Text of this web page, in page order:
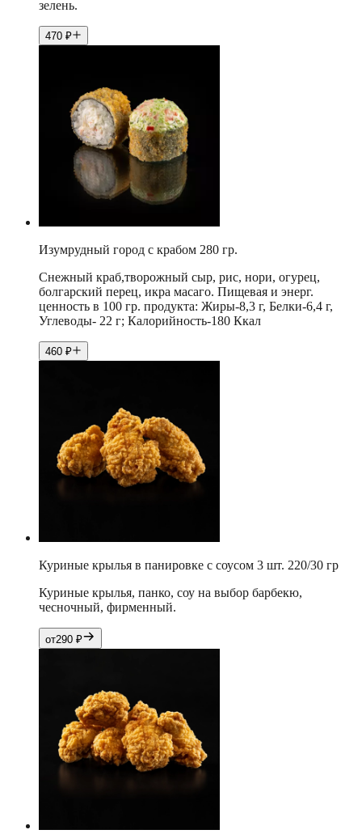
зелень.
470 ₽
Изумрудный город с крабом 280 гр.
Снежный краб,творожный сыр, рис, нори, огурец,
болгарский перец, икра масаго. Пищевая и энерг.
ценность в 100 гр. продукта: Жиры-8,3 г, Белки-6,4 г,
Углеводы- 22 г; Калорийность-180 Ккал
460 ₽
Куриные крылья в панировке с соусом 3 шт. 220/30 гр
Куриные крылья, панко, соу на выбор барбекю,
чесночный, фирменный.
от290 ₽